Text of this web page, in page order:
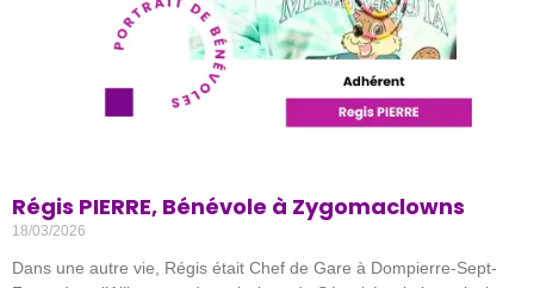
Régis PIERRE, Bénévole à Zygomaclowns
18/03/2026
Dans une autre vie, Régis était Chef de Gare à Dompierre-Sept-